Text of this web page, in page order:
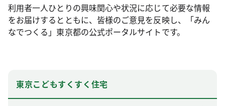
利用者一人ひとりの興味関心や状況に応じて必要な情報
をお届けするとともに、皆様のご意見を反映し、「みん
なでつくる」東京都の公式ポータルサイトです。
東京こどもすくすく住宅